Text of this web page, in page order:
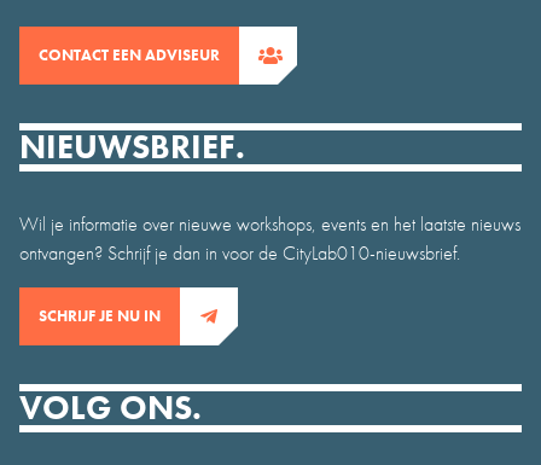
CONTACT EEN ADVISEUR
NIEUWSBRIEF.
Wil je informatie over nieuwe workshops, events en het laatste nieuws
ontvangen? Schrijf je dan in voor de CityLab010-nieuwsbrief.
SCHRIJF JE NU IN
VOLG ONS.